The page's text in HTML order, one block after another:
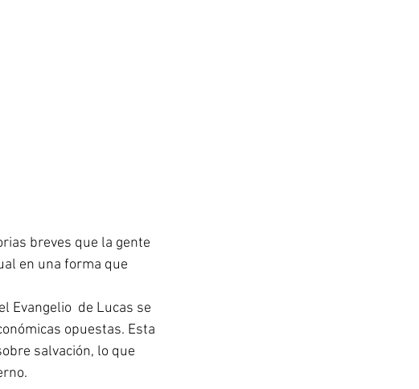
breves que la gente
en una forma que
Evangelio  de Lucas se
opuestas. Esta
salvación, lo que